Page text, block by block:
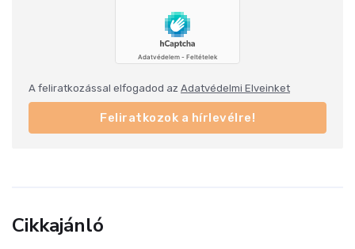
A feliratkozással elfogadod az Adatvédelmi Elveinket
Feliratkozok a hírlevélre!
Cikkajánló